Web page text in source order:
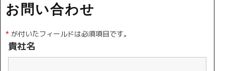
お問い合わせ
* が付いたフィールドは必須項目です。
貴社名